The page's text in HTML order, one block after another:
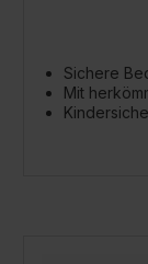
Sichere
Mit